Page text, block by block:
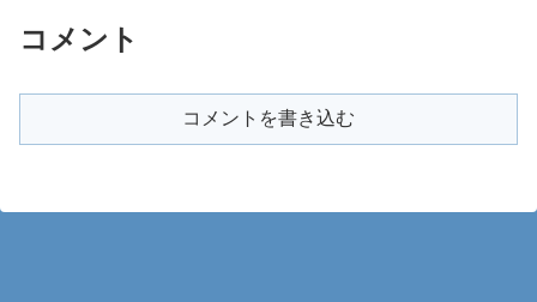
コメント
コメントを書き込む